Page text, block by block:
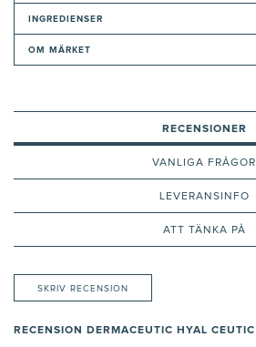
INGREDIENSER
OM MÄRKET
RECENSIONER
VANLIGA FRÅGOR
LEVERANSINFO
ATT TÄNKA PÅ
SKRIV RECENSION
RECENSION DERMACEUTIC HYAL CEUTIC